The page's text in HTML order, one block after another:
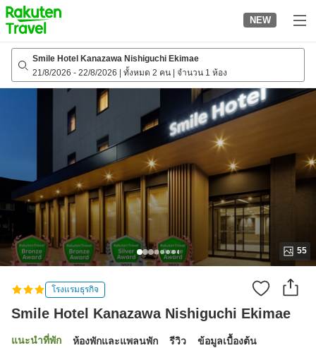
to
top
page
NEW
Smile Hotel Kanazawa Nishiguchi Ekimae
21/8/2026 - 22/8/2026 ทั้งหมด 2 คน จำนวน 1 ห้อง
55
โรงแรมธุรกิจ
Smile Hotel Kanazawa Nishiguchi Ekimae
แนะนำที่พัก ห้องพักและแพลนพัก รีวิว ข้อมูลเบื้องต้น